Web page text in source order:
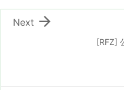
[RFZ]

Next